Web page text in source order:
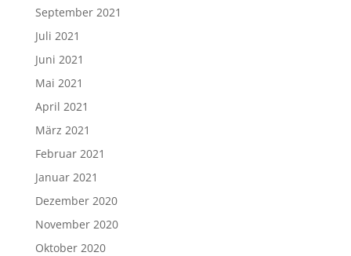
September 2021
Juli 2021
Juni 2021
Mai 2021
April 2021
März 2021
Februar 2021
Januar 2021
Dezember 2020
November 2020
Oktober 2020